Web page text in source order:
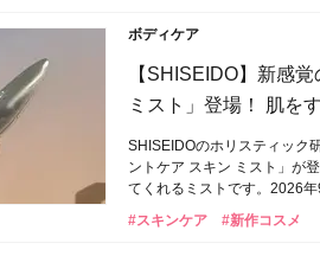
ボディケア
【SHISEIDO】新感
ミスト」登場！ 肌を
SHISEIDOのホリスティック
ントケア スキン ミスト」が
てくれるミストです。2026年
#スキンケア
#新作コスメ